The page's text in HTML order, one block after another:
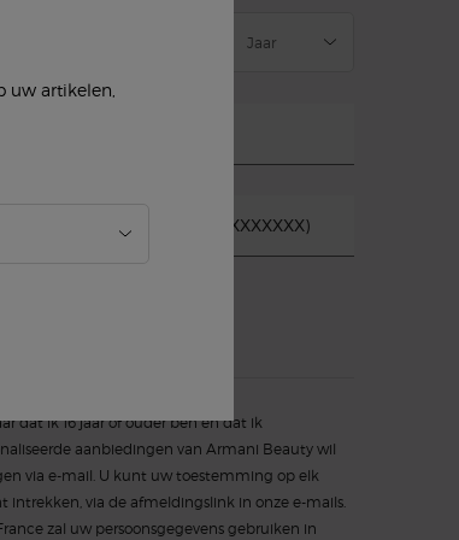
(Formaat 04XXXXXXXX)
dat ik 16 jaar of ouder ben en dat ik
aanbiedingen van Armani Beauty wil
via e-mail. U kunt uw toestemming op elk
intrekken, via de afmeldingslink in onze e-mails.
zal uw persoonsgegevens gebruiken in
uw artikelen,